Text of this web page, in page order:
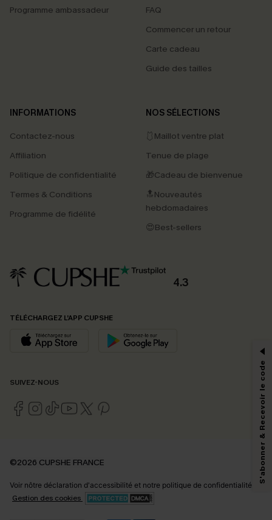
Programme ambassadeur
FAQ
Commencer un retour
Carte cadeau
Guide des tailles
INFORMATIONS
Contactez-nous
Affiliation
Politique de confidentialité
Termes & Conditions
Programme de fidélité
NOS SÉLECTIONS
🩱Maillot ventre plat
Tenue de plage
🎁Cadeau de bienvenue
🔝Nouveautés
hebdomadaires
😍Best-sellers
4.3
TÉLÉCHARGEZ L’APP CUPSHE
SUIVEZ-NOUS
©2026 CUPSHE FRANCE
Voir nôtre déclaration d'accessibilité et notre politique de confidentialité.
Gestion des cookies
PROFITEZ DE -15%
-15% dès 2 Achetés par E-mail
En soumettant votre adresse e-mail, vous acceptez de recevoir des e-mails
marketing (y compris du contenu généré par l'IA) de Cupshe et
personnaliser nos contenus et nos offres, et de vous recommander des
Politique de
confidentialité. Vous pouvez vous désabonner à tout moment.
S'abonner & Recevoir le code